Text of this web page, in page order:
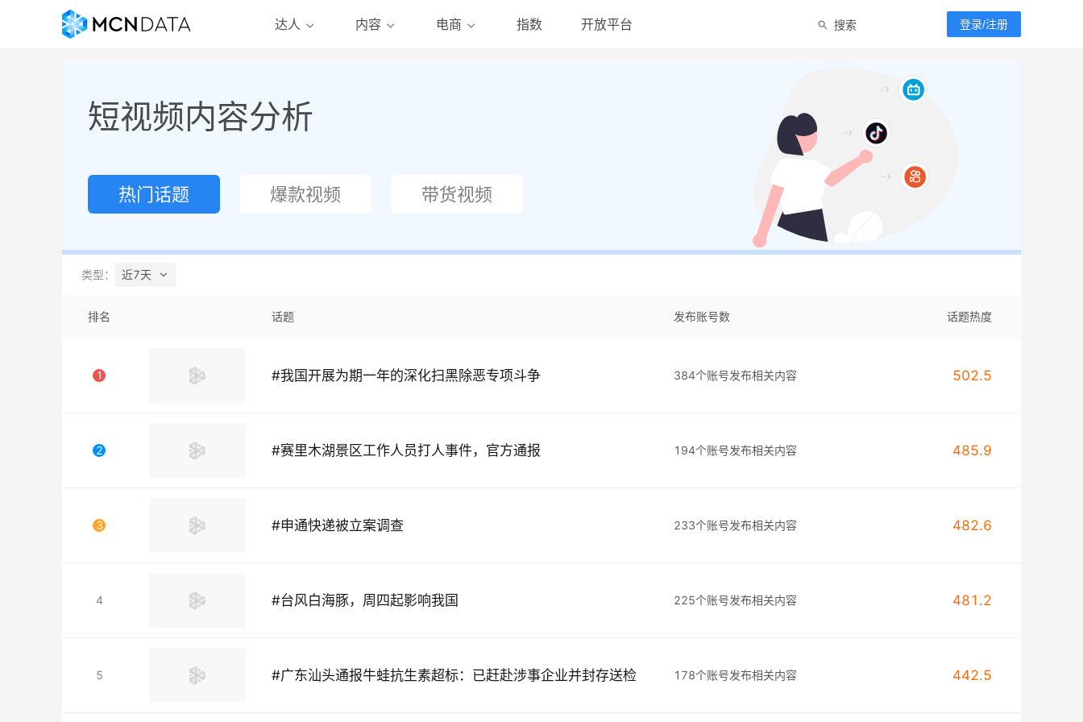
达人 内容 电商 指数 开放平台 搜索 登录/注册
短视频内容分析
热门话题 爆款视频 带货视频
类型： 近7天
排名 话题 发布账号数 话题热度
1 #我国开展为期一年的深化扫黑除恶专项斗争 384个账号发布相关内容 502.5
2 #赛里木湖景区工作人员打人事件，官方通报 194个账号发布相关内容 485.9
3 #申通快递被立案调查 233个账号发布相关内容 482.6
4 #台风白海豚，周四起影响我国 225个账号发布相关内容 481.2
5 #广东汕头通报牛蛙抗生素超标：已赶赴涉事企业并封存送检 178个账号发布相关内容 442.5